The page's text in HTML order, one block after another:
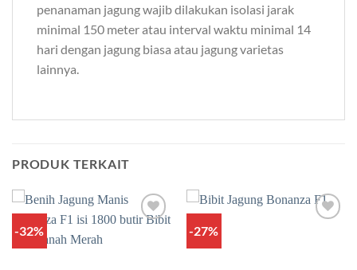
penanaman jagung wajib dilakukan isolasi jarak
minimal 150 meter atau interval waktu minimal 14
hari dengan jagung biasa atau jagung varietas
lainnya.
PRODUK TERKAIT
-32% -27%